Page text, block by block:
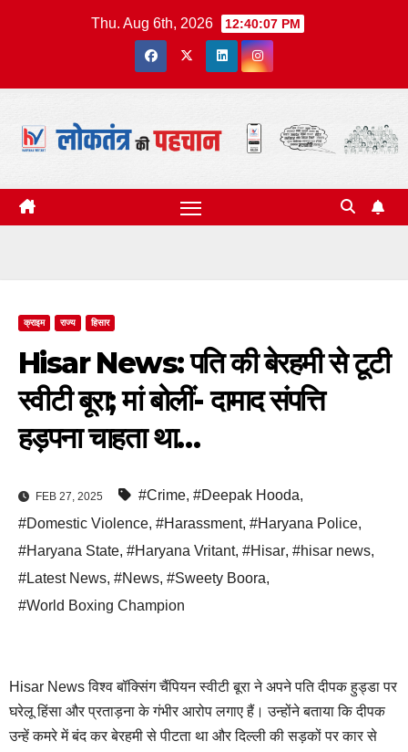
Thu. Aug 6th, 2026 12:40:08 PM
क्राइम राज्य हिसार
Hisar News: पति की बेरहमी से टूटी
स्वीटी बूरा; मां बोलीं- दामाद संपत्ति
हड़पना चाहता था…
FEB 27, 2025 #Crime, #Deepak Hooda,
#Domestic Violence, #Harassment, #Haryana Police,
#Haryana State, #Haryana Vritant, #Hisar, #hisar news,
#Latest News, #News, #Sweety Boora,
#World Boxing Champion
Hisar News विश्व बॉक्सिंग चैंपियन स्वीटी बूरा ने अपने पति दीपक हुड्डा पर
घरेलू हिंसा और प्रताड़ना के गंभीर आरोप लगाए हैं। उन्होंने बताया कि दीपक
उन्हें कमरे में बंद कर बेरहमी से पीटता था और दिल्ली की सड़कों पर कार से